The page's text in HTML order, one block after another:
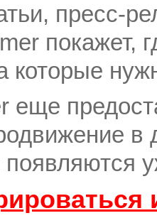
пресс-
покажет,
которые
еще
в
появляются